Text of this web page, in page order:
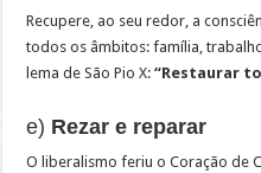
Recupere, ao seu redor, a
todos os âmbitos: família,
lema de São Pio X:“Restaurar
e) Rezar e reparar
O liberalismo feriu o Coração de